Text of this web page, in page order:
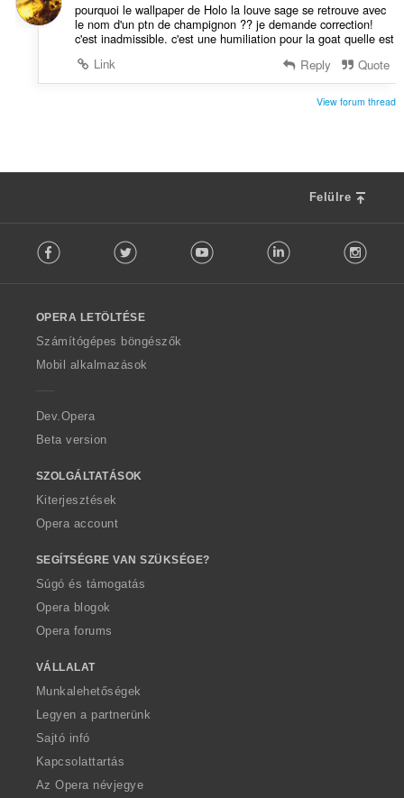
pourquoi le wallpaper de Holo la louve sage se retrouve avec
le nom d'un ptn de champignon ?? je demande correction!
c'est inadmissible. c'est une humiliation pour la goat quelle est
Link
Reply Quote
View forum thread
Felülre
o
w
O
p
a
Facebook Twitter Youtube LinkedIn
OPERA LETÖLTÉSE
Számítógépes böngészők
Mobil alkalmazások
Dev.Opera
Beta version
SZOLGÁLTATÁSOK
Kiterjesztések
Opera account
SEGÍTSÉGRE VAN SZÜKSÉGE?
Súgó és támogatás
Opera blogok
Opera forums
VÁLLALAT
Munkalehetőségek
Legyen a partnerünk
Sajtó infó
Kapcsolattartás
Az Opera névjegye